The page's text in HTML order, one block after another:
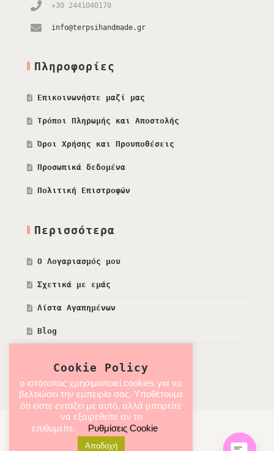
+30 2441040170
info@terpsihandmade.gr
Πληροφορίες
Επικοινωνήστε μαζί μας
Τρόποι Πληρωμής και Αποστολής
Όροι Χρήσης και Προυποθέσεις
Προσωπικά δεδομένα
Πολιτική Επιστροφών
Περισσότερα
Ο Λογαριασμός μου
Σχετικά με εμάς
Λίστα Αγαπημένων
Blog
Cookie Policy
ο ιστότοπος χρησιμοποιεί cookies για να
βελτιώσει την εμπειρία σας. Υποθέτουμε
ότι είστε εντάξει με αυτό, αλλά μπορείτε
να εξαιρεθείτε αν το
επιθυμείτε.
Ρυθμίσεις Cookie
Αποδοχή